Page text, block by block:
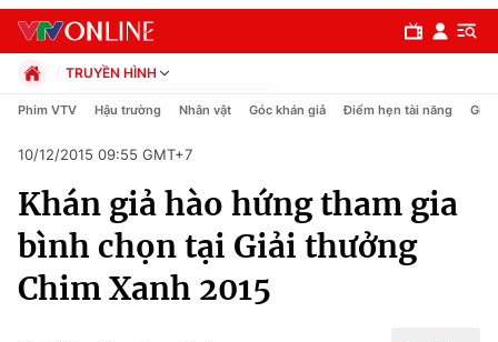
Chuyên mục
Chính trị
Xã hội
TRUYỀN HÌNH
Chính trị
Pháp luật
Kinh tế
Thể thao
Truyền hình
Văn hóa - Giải trí
Phim VTV Hậu trường Nhân vật Góc khán giả Điểm hẹn tài năng Giải
10/12/2015 09:55 GMT+7
Khán giả hào hứng tham gia
bình chọn tại Giải thưởng
Chim Xanh 2015